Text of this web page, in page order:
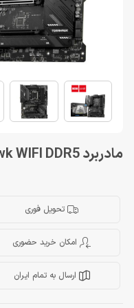
مادربرد MSI MAG B760 Tomahawk WIFI DDR5
تحویل فوری
امکان خرید حضوری
ارسال به تمام ایران